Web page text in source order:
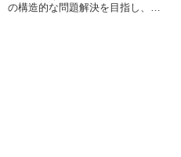
の構造的な問題解決を目指し、業